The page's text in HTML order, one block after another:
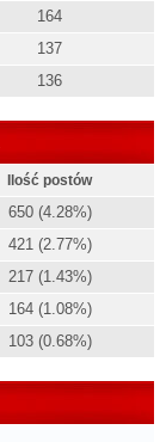
164
137
136
Ilość postów
650 (4.28%)
421 (2.77%)
217 (1.43%)
164 (1.08%)
103 (0.68%)